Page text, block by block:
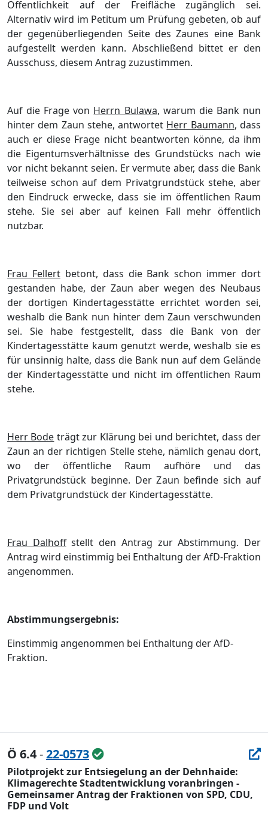
Öffentlichkeit auf der Freifläche zugänglich sei.
Alternativ wird im Petitum um Prüfung gebeten, ob auf
der gegenüberliegenden Seite des Zaunes eine Bank
aufgestellt werden kann. Abschließend bittet er den
Ausschuss, diesem Antrag zuzustimmen.
Auf die Frage von Herrn Bulawa, warum die Bank nun
hinter dem Zaun stehe, antwortet Herr Baumann, dass
auch er diese Frage nicht beantworten könne, da ihm
die Eigentumsverhältnisse des Grundstücks nach wie
vor nicht bekannt seien. Er vermute aber, dass die Bank
teilweise schon auf dem Privatgrundstück stehe, aber
den Eindruck erwecke, dass sie im öffentlichen Raum
stehe. Sie sei aber auf keinen Fall mehr öffentlich
nutzbar.
Frau Fellertbetont, dass die Bank schon immer dort
gestanden habe, der Zaun aber wegen des Neubaus
der dortigen Kindertagesstätte errichtet worden sei,
weshalb die Bank nun hinter dem Zaun verschwunden
sei. Sie habe festgestellt, dass die Bank von der
Kindertagesstätte kaum genutzt werde, weshalb sie es
für unsinnig halte, dass die Bank nun auf dem Gelände
der Kindertagesstätte und nicht im öffentlichen Raum
stehe.
Herr Bode trägt zur Klärung bei und berichtet, dass der
Zaun an der richtigen Stelle stehe, nämlich genau dort,
wo der öffentliche Raum aufhöre und das
Privatgrundstück beginne. Der Zaun befinde sich auf
dem Privatgrundstück der Kindertagesstätte.
Frau Dalhoffstellt den Antrag zur Abstimmung. Der
Antrag wird einstimmig bei Enthaltung der AfD-Fraktion
angenommen.
Abstimmungsergebnis:
Einstimmig angenommen bei Enthaltung der AfD-
Fraktion.
Ö 6.4-22-0573
Pilotprojekt zur Entsiegelung an der Dehnhaide:
Klimagerechte Stadtentwicklung voranbringen -
Gemeinsamer Antrag der Fraktionen von SPD, CDU,
FDP und Volt